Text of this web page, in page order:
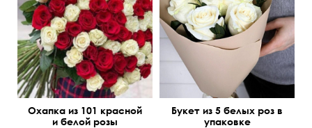
Доставим в день заказа
Охапка из 101 красной
и белой розы
50 см 15 см
Букет из 5 белых роз в
упаковке